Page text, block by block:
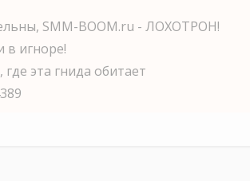
SMM-BOOM.ru - ЛОХОТРОН!
в игноре!
эта гнида обитает